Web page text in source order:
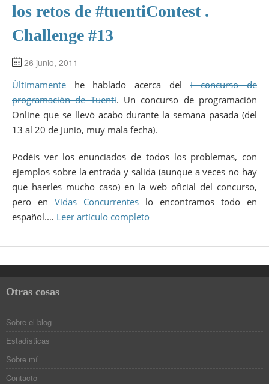
los retos de #tuentiContest .
Challenge #13
26 junio, 2011
Últimamente he hablado acerca delI concurso de
programación de Tuenti. Un concurso de programación
Online que se llevó acabo durante la semana pasada (del
13 al 20 de Junio, muy mala fecha).
Podéis ver los enunciados de todos los problemas, con
ejemplos sobre la entrada y salida (aunque a veces no hay
que haerles mucho caso) en la web oficial del concurso,
pero en Vidas Concurrentes lo encontramos todo en
español.… Leer artículo completo
Otras cosas
Sobre el blog
Estadísticas
Sobre mí
Contacto